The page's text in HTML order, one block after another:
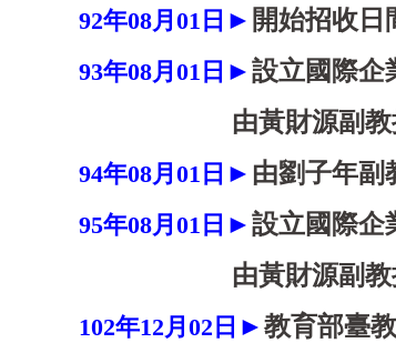
92年08月01 日 ► 開始招收日
93年08月01日 ►設立國際企
由黃財源副教授擔
94年08月01日 ► 由劉子年副
95年08月01 日 ►設立國際企
由黃財源副教授擔
102年12 月02 日 ►教育部臺